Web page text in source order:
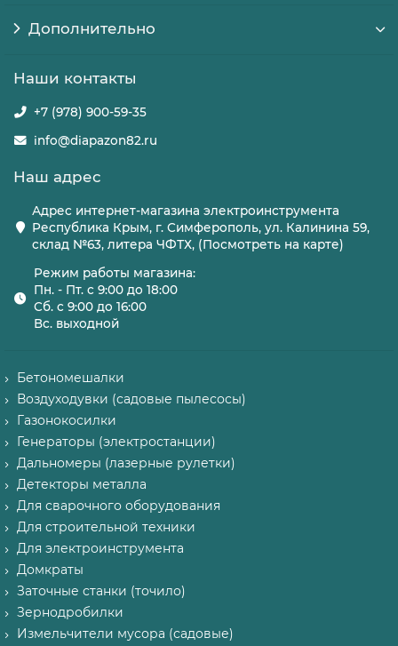
Дополнительно
Наши контакты
+7 (978) 900-59-35
info@diapazon82.ru
Наш адрес
Адрес интернет-магазина электроинструмента
Республика Крым, г. Симферополь, ул. Калинина 59,
склад №63, литера ЧФТХ, (Посмотреть на карте)
Режим работы магазина:
Пн. - Пт. с 9:00 до 18:00
Сб. с 9:00 до 16:00
Вс. выходной
Бетономешалки
Воздуходувки (садовые пылесосы)
Газонокосилки
Генераторы (электростанции)
Дальномеры (лазерные рулетки)
Детекторы металла
Для сварочного оборудования
Для строительной техники
Для электроинструмента
Домкраты
Заточные станки (точило)
Зернодробилки
Измельчители мусора (садовые)